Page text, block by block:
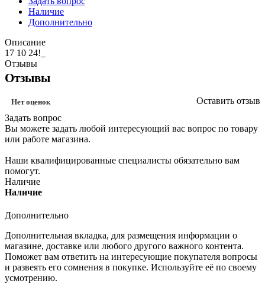
Наличие
Дополнительно
Описание
17 10 24!_
Отзывы
Отзывы
Нет оценок
Оставить отзыв
Задать вопрос
Вы можете задать любой интересующий вас вопрос по товару
или работе магазина.
Наши квалифицированные специалисты обязательно вам
помогут.
Наличие
Наличие
Дополнительно
Дополнительная вкладка, для размещения информации о
магазине, доставке или любого другого важного контента.
Поможет вам ответить на интересующие покупателя вопросы
и развеять его сомнения в покупке. Используйте её по своему
усмотрению.